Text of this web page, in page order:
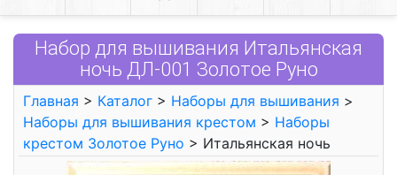
Набор для вышивания Итальянская
ночь ДЛ-001 Золотое Руно
Главная > Каталог > Наборы для вышивания >
Наборы для вышивания крестом > Наборы
крестом Золотое Руно > Итальянская ночь